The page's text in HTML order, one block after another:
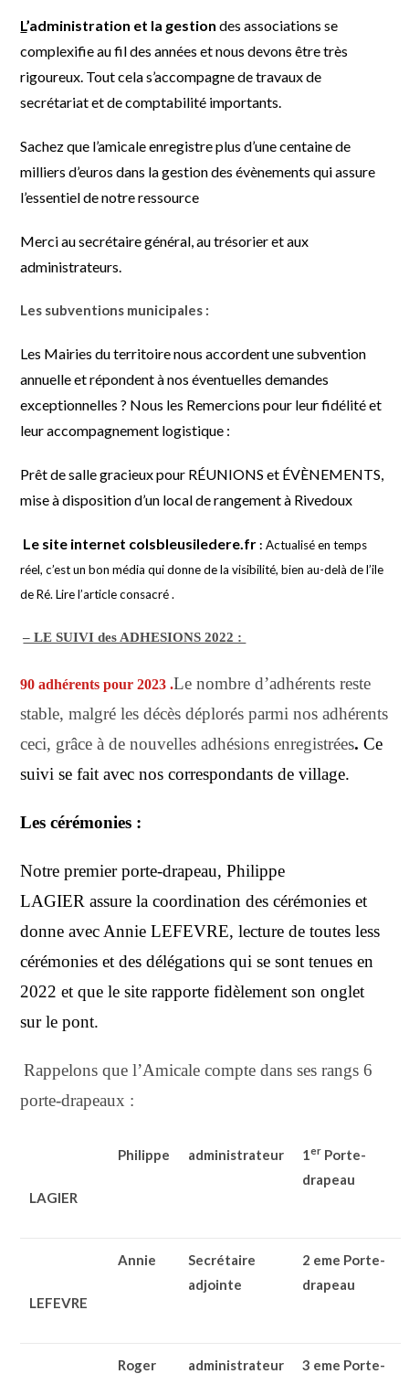
L’administration et la gestiondes associations se
complexifie au fil des années et nous devons être très
rigoureux. Tout cela s’accompagne de travaux de
secrétariat et de comptabilité importants.
Sachez que l’amicale enregistre plus d’une centaine de
milliers d’euros dans la gestion des évènements qui assure
l’essentiel de notre ressource
Merci au secrétaire général, au trésorier et aux
administrateurs.
Les subventions municipales :
Les Mairies du territoire nous accordent une subvention
annuelle et répondent à nos éventuelles demandes
exceptionnelles ? Nous les Remercions pour leur fidélité et
leur accompagnement logistique :
Prêt de salle gracieux pour RÉUNIONS et ÉVÈNEMENTS,
mise à disposition d’un local de rangement à Rivedoux
Le site internet colsbleusiledere.fr:Actualisé en temps
réel, c’est un bon média qui donne de la visibilité, bien au-delà de l’ile
de Ré. Lire l’article consacré .
– LE SUIVI des ADHESIONS 2022 :
90 adhérents pour 2023 .Le nombre d’adhérents reste
stable, malgré les décès déplorés parmi nos adhérents
ceci, grâce à de nouvelles adhésions enregistrées.Ce
suivi se fait avec nos correspondants de village.
Les cérémonies :
Notrepremier porte-drapeau,Philippe
LAGIERassure la coordination des cérémonieset
donne avec Annie LEFEVRE, lecture de toutes less
cérémonies et des délégations qui se sont tenues en
2022 et que le site rapporte fidèlement son onglet
sur le pont.
Rappelons que l’Amicale compte dans ses rangs 6
porte-drapeaux :
LAGIER
Philippe administrateur 1er Porte-
drapeau
LEFEVRE
Annie
Secrétaire
adjointe
2 eme Porte-
drapeau
Roger administrateur
3 eme Porte-